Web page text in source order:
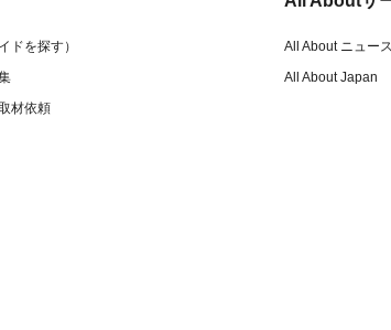
ドを探す）
材依頼
All About ニュース
All About Japan